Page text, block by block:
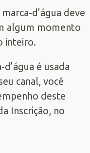
d’água deve
algum momento
inteiro.
é usada
canal, você
deste
Inscrição, no